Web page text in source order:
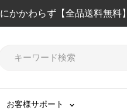
かかわらず【全品送料無料】
お客様サポート